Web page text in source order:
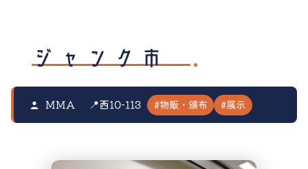
ジャンク市
MMA 📍西10-113 #物販・頒布 #展示